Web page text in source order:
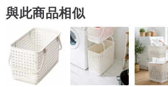
[other information]
For shipping and packaging information,
pinkoi.com/store/
與此商品相似